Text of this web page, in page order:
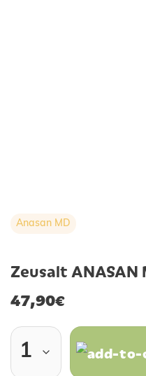
Anasan MD
Zeusalt ANASAN
47,90€